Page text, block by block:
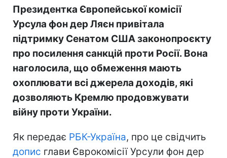
Президентка Європейської комісії
Урсула фон дер Ляєн привітала
підтримку Сенатом США законопроєкту
про посилення санкцій проти Росії. Вона
наголосила, що обмеження мають
охоплювати всі джерела доходів, які
дозволяють Кремлю продовжувати
війну проти України.
Як передає РБК-Україна, про це свідчить
допис глави Єврокомісії Урсули фон дер